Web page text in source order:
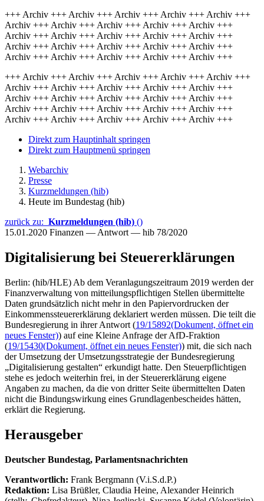
+++ Archiv +++ Archiv +++ Archiv +++ Archiv +++ Archiv +++
Archiv +++ Archiv +++ Archiv +++ Archiv +++ Archiv +++
Archiv +++ Archiv +++ Archiv +++ Archiv +++ Archiv +++
Archiv +++ Archiv +++ Archiv +++ Archiv +++ Archiv +++
Archiv +++ Archiv +++ Archiv +++ Archiv +++ Archiv +++
+++ Archiv +++ Archiv +++ Archiv +++ Archiv +++ Archiv +++
Archiv +++ Archiv +++ Archiv +++ Archiv +++ Archiv +++
Archiv +++ Archiv +++ Archiv +++ Archiv +++ Archiv +++
Archiv +++ Archiv +++ Archiv +++ Archiv +++ Archiv +++
Archiv +++ Archiv +++ Archiv +++ Archiv +++ Archiv +++
Direkt zum Hauptinhalt springen
Direkt zum Hauptmenü springen
Webarchiv
Presse
Kurzmeldungen (hib)
Heute im Bundestag (hib)
zurück zu: Kurzmeldungen (hib) ()
15.01.2020 Finanzen — Antwort — hib 78/2020
Digitalisierung bei Steuererklärungen
Berlin: (hib/HLE) Ab dem Veranlagungszeitraum 2019 werden der
Finanzverwaltung von mitteilungspflichtigen Stellen übermittelte
Daten grundsätzlich nicht mehr in den Papiervordrucken der
Einkommenssteuererklärung deklariert werden müssen. Die teilt die
Bundesregierung in ihrer Antwort (19/15892(Dokument, öffnet ein
neues Fenster)) auf eine Kleine Anfrage der AfD-Fraktion
(19/15430(Dokument, öffnet ein neues Fenster)) mit, die sich nach
der Umsetzung der Umsetzungsstrategie der Bundesregierung
„Digitalisierung gestalten“ erkundigt hatte. Den Steuerpflichtigen
stehe es jedoch weiterhin frei, in der Steuererklärung eigene
Angaben zu machen, da die von dritter Seite übermittelten Daten
nicht die Bindungswirkung eines Grundlagenbescheides hätten,
erklärt die Regierung.
Herausgeber
Deutscher Bundestag, Parlamentsnachrichten
Verantwortlich: Frank Bergmann (V.i.S.d.P.)
Redaktion: Lisa Brüßler, Claudia Heine, Alexander Heinrich